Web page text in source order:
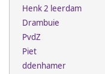
Henk 2 leerdam
Drambuie
PvdZ
Piet
ddenhamer